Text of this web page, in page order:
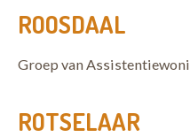
ROOSDAAL
Groep van
ROTSELAAR